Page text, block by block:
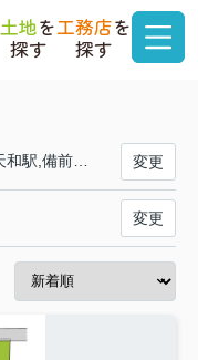
土地を
探す
工務店を
探す
変更
変更